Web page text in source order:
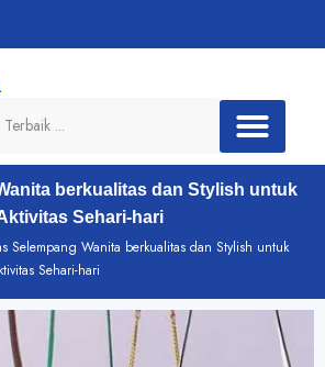
berkualitas dan Stylish untuk
Sehari-hari
Selempang Wanita berkualitas dan Stylish untuk
Sehari-hari